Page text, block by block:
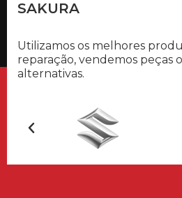
SAKURA
Utilizamos os melhores
reparação, vendemos peças
alternativas.